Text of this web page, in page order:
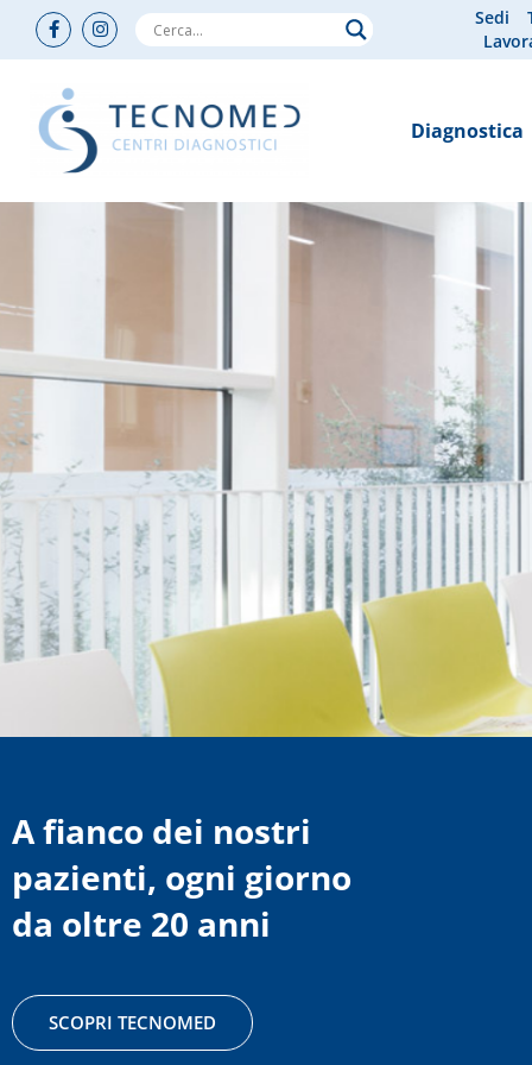
Sedi
Diagnostica
A fianco dei nostri
pazienti, ogni giorno
da oltre 20 anni
SCOPRI TECNOMED